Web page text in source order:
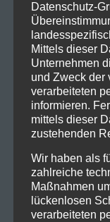
Datenschutz-
Mittels dieser
Unternehmen
und Zweck der
verarbeiteten
informieren.
mittels dieser
zustehenden
Wir haben als
zahlreiche
Maßnahmen
lückenlosen
verarbeiteten